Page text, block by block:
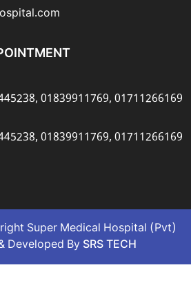
বিশেষজ্ঞ
সার্জন
, 01839911769, 01711266169
, 01839911769, 01711266169
Super Medical Hospital (Pvt)
Developed By SRS TECH